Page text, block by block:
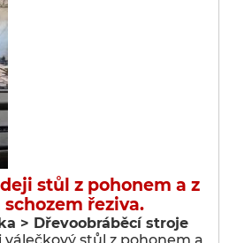
stůl z pohonem a z
schozem řeziva.
> Dřevoobráběcí stroje